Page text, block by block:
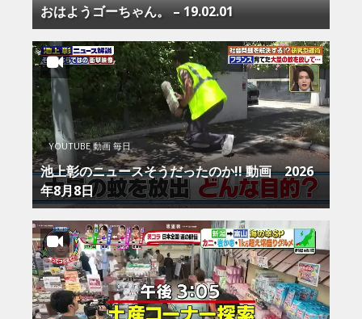
おはようゴーちゃん。 – 19.02.01
YOUTUBE 動画 毎日
池上彰のニュースそうだったのか!! 動画 2026
年8月8日